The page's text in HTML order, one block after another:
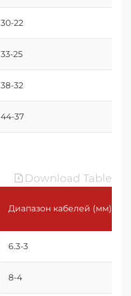
30-22
33-25
38-32
44-37
Download Table
Диапазон кабелей (мм)
6.3-3
8-4